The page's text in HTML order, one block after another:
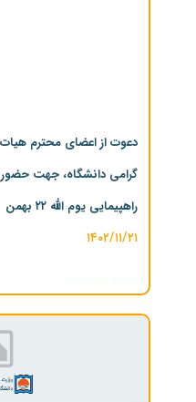
دعوت از اعضای محترم
گرامی دانشگاه، جهت
راهپیمایی یوم الله ۲۲ بهمن
۱۴۰۲/۱۱/۲۱